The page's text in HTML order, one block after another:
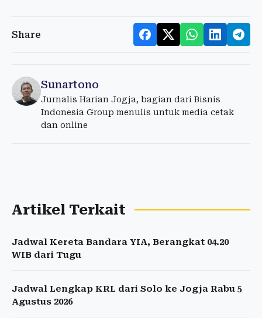
Share
Sunartono
Jurnalis Harian Jogja, bagian dari Bisnis
Indonesia Group menulis untuk media cetak
dan online
Artikel Terkait
Jadwal Kereta Bandara YIA, Berangkat 04.20
WIB dari Tugu
Jadwal Lengkap KRL dari Solo ke Jogja Rabu 5
Agustus 2026